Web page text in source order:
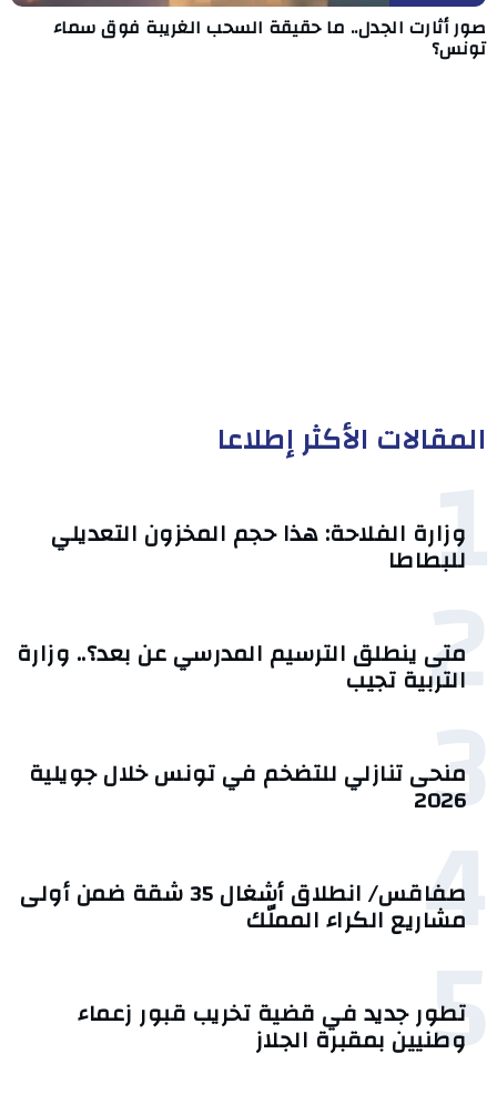
صور أثارت الجدل.. ما حقيقة السحب الغريبة فوق سماء
تونس؟
المقالات الأكثر إطلاعا
1
وزارة الفلاحة: هذا حجم المخزون التعديلي
للبطاطا
2
متى ينطلق الترسيم المدرسي عن بعد؟.. وزارة
التربية تجيب
3 منحى تنازلي ‎للتضخم في تونس خلال جويلية
2026‎
4 صفاقس/ انطلاق أشغال 35 شقة ضمن أولى
مشاريع الكراء المملّك
5
تطور جديد في قضية تخريب قبور زعماء
وطنيين بمقبرة الجلاز